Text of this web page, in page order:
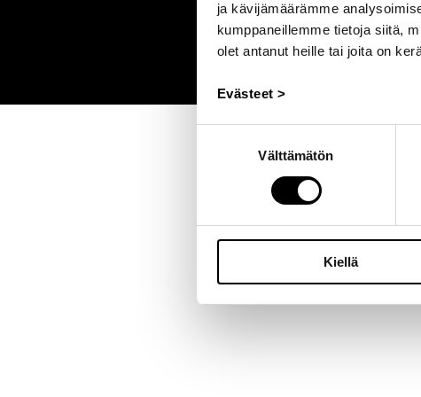
ja kävijämäärämme
kumppaneillemme tietoja siitä,
olet antanut heille tai joita on
Evästeet >
Välttämätön
Kiellä